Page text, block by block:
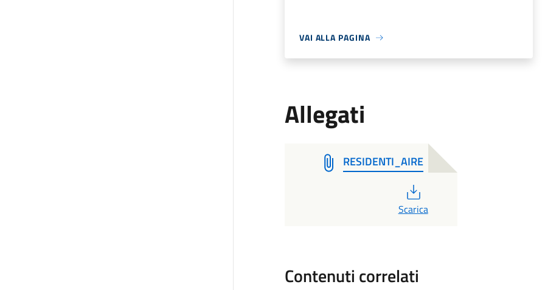
VAI ALLA PAGINA
Allegati
RESIDENTI_AIRE
Scarica
Contenuti correlati